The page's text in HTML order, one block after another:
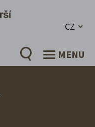
CZ
MENU